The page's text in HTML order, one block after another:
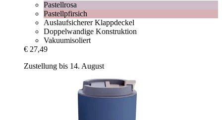
Pastellrosa
Pastellpfirsich
Auslaufsicherer Klappdeckel
Doppelwandige Konstruktion
Vakuumisoliert
€ 27,49
Zustellung bis 14. August